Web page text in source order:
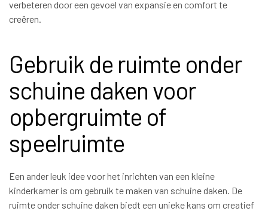
verbeteren door een gevoel van expansie en comfort te
creëren.
Gebruik de ruimte onder
schuine daken voor
opbergruimte of
speelruimte
Een ander leuk idee voor het inrichten van een kleine
kinderkamer is om gebruik te maken van schuine daken. De
ruimte onder schuine daken biedt een unieke kans om creatief